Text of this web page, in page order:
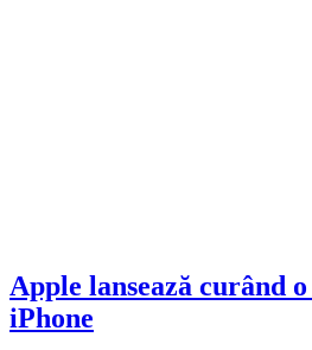
Apple lansează curând
iPhone